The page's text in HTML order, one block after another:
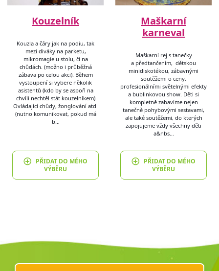
Kouzelník
Kouzla a čáry jak na podiu, tak
mezi diváky na parketu,
mikromagie u stolu, či na
chůdách. (možno i průběžná
zábava po celou akci). Během
vystoupení si vybere několik
asistentů (kdo by se aspoň na
chvíli nechtěl stát kouzelníkem)
Ovládající chůdy, žonglování atd
(nutno komunikovat, pokud má
b…
PŘIDAT DO MÉHO
VÝBĚRU
Maškarní
karneval
Maškarní rej s tanečky
a předtančením, dětskou
minidiskotékou, zábavnými
soutěžemi o ceny,
profesionálními světelnými efekty
a bublinkovou show. Děti si
kompletně zabavíme nejen
tanečně pohybovými sestavami,
ale také soutěžemi, do kterých
zapojujeme vždy všechny děti
a&nbs…
PŘIDAT DO MÉHO
VÝBĚRU